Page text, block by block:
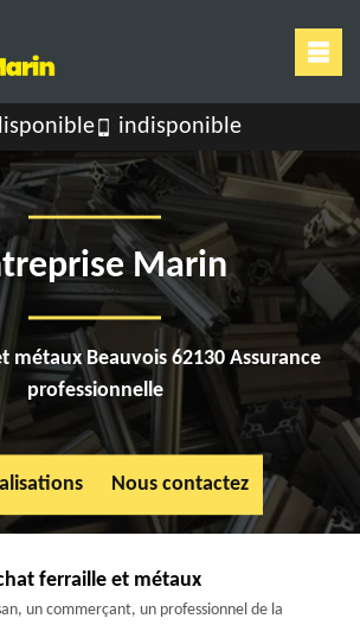
indisponible
Marin
métaux Beauvois 62130 Assurance
professionnelle
Nous contactez
ferraille et métaux
un commerçant, un professionnel de la